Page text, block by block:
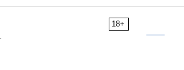
18+